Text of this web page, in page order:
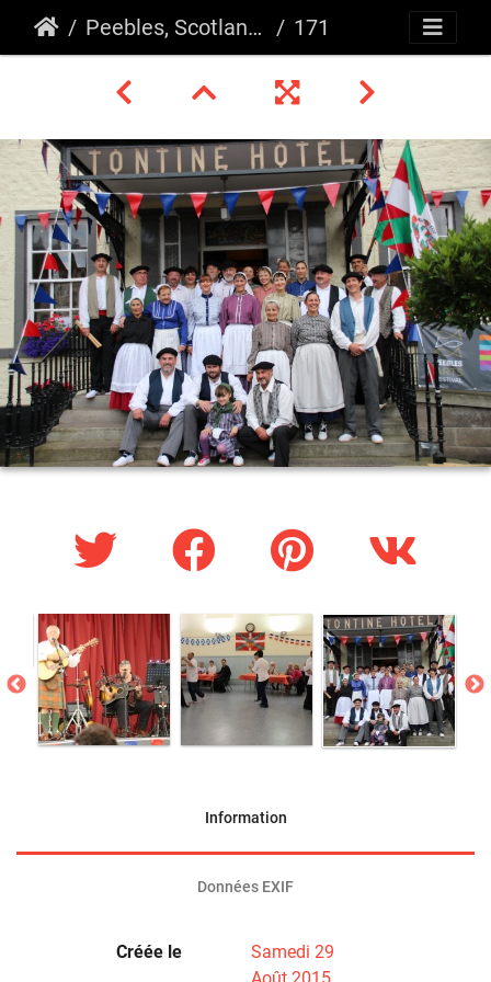
Peebles, Scotland 2015 171
Information
Données EXIF
Créée le
Samedi 29
Août 2015